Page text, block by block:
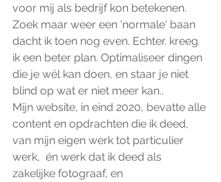
voor mij als bedrijf kon betekenen.
Zoek maar weer een 'normale' baan
dacht ik toen nog even. Echter. kreeg
ik een beter plan. Optimaliseer dingen
die je wél kan doen, en staar je niet
blind op wat er niet meer kan..
Mijn website, in eind 2020, bevatte alle
content en opdrachten die ik deed,
van mijn eigen werk tot particulier
werk,  én werk dat ik deed als
zakelijke fotograaf, en